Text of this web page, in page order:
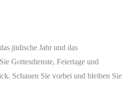
jüdische Jahr und das
Gottesdienste, Feiertage und
Schauen Sie vorbei und bleiben Sie